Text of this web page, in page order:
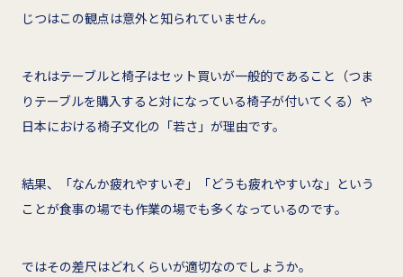
じつはこの観点は意外と知られていません。
それはテーブルと椅子はセット買いが一般的であること（つま
りテーブルを購入すると対になっている椅子が付いてくる）や
日本における椅子文化の「若さ」が理由です。
結果、「なんか疲れやすいぞ」「どうも疲れやすいな」という
ことが食事の場でも作業の場でも多くなっているのです。
ではその差尺はどれくらいが適切なのでしょうか。